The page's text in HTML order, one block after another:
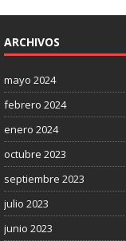
ARCHIVOS
mayo 2024
febrero 2024
enero 2024
octubre 2023
septiembre 2023
julio 2023
junio 2023